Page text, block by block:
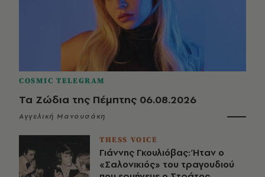
COSMIC TELEGRAM
Τα Ζώδια της Πέμπτης 06.08.2026
Αγγελική Μανουσάκη
THESS VOICE
Γιάννης Γκουλιόβας: Ήταν ο
«Σαλονικιός» του τραγουδιού